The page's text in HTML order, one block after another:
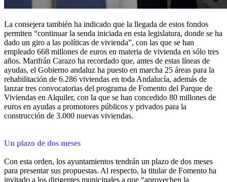
La consejera también ha indicado que la llegada de estos fondos
permiten “continuar la senda iniciada en esta legislatura, donde se ha
dado un giro a las políticas de vivienda”, con las que se han
empleado 668 millones de euros en materia de vivienda en sólo tres
años. Marifrán Carazo ha recordado que, antes de estas líneas de
ayudas, el Gobierno andaluz ha puesto en marcha 25 áreas para la
rehabilitación de 6.286 viviendas en toda Andalucía, además de
lanzar tres convocatorias del programa de Fomento del Parque de
Viviendas en Alquiler, con la que se han concedido 80 millones de
euros en ayudas a promotores públicos y privados para la
construcción de 3.000 nuevas viviendas.
Un plazo de dos meses
Con esta orden, los ayuntamientos tendrán un plazo de dos meses
para presentar sus propuestas. Al respecto, la titular de Fomento ha
invitado a los dirigentes municipales a que “aprovechen la